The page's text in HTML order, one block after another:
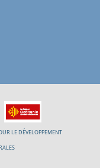
LE DÉVELOPPEMENT